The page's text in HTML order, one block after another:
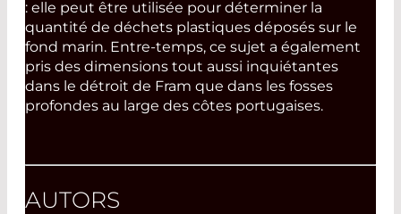
: elle peut être utilisée pour déterminer la
quantité de déchets plastiques déposés sur le
fond marin. Entre-temps, ce sujet a également
pris des dimensions tout aussi inquiétantes
dans le détroit de Fram que dans les fosses
profondes au large des côtes portugaises.
AUTORS